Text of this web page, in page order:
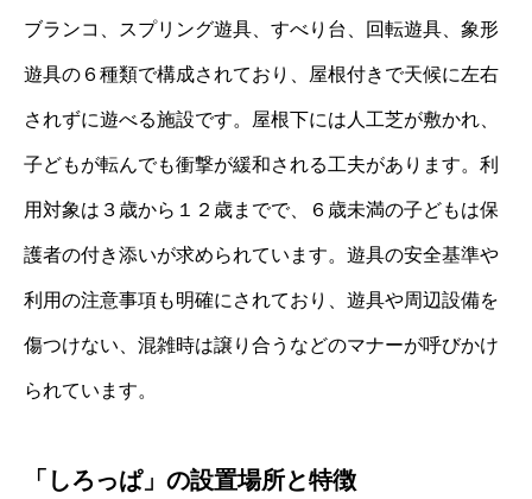
ブランコ、スプリング遊具、すべり台、回転遊具、象形
遊具の６種類で構成されており、屋根付きで天候に左右
されずに遊べる施設です。屋根下には人工芝が敷かれ、
子どもが転んでも衝撃が緩和される工夫があります。利
用対象は３歳から１２歳までで、６歳未満の子どもは保
護者の付き添いが求められています。遊具の安全基準や
利用の注意事項も明確にされており、遊具や周辺設備を
傷つけない、混雑時は譲り合うなどのマナーが呼びかけ
られています。
「しろっぱ」の設置場所と特徴